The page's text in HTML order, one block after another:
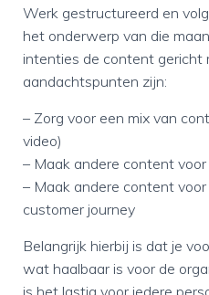
Werk gestructureerd en
het onderwerp van die
intenties de content gericht
aandachtspunten zijn:
– Zorg voor een mix van
video)
– Maak andere content voor
– Maak andere content
customer journey
Belangrijk hierbij is dat je
wat haalbaar is voor de
is het lastig voor iedere